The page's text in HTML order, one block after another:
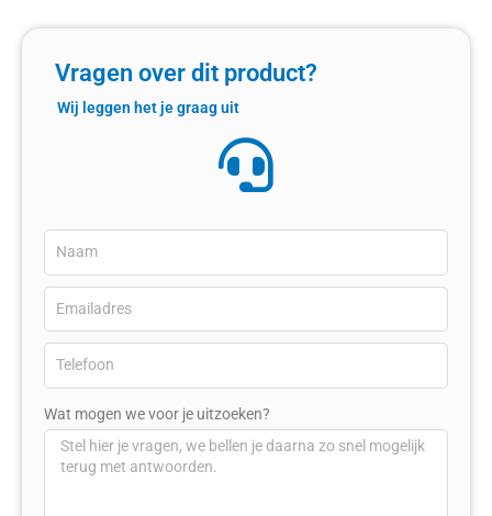
Vragen over dit product?
Wij leggen het je graag uit
Wat mogen we voor je uitzoeken?